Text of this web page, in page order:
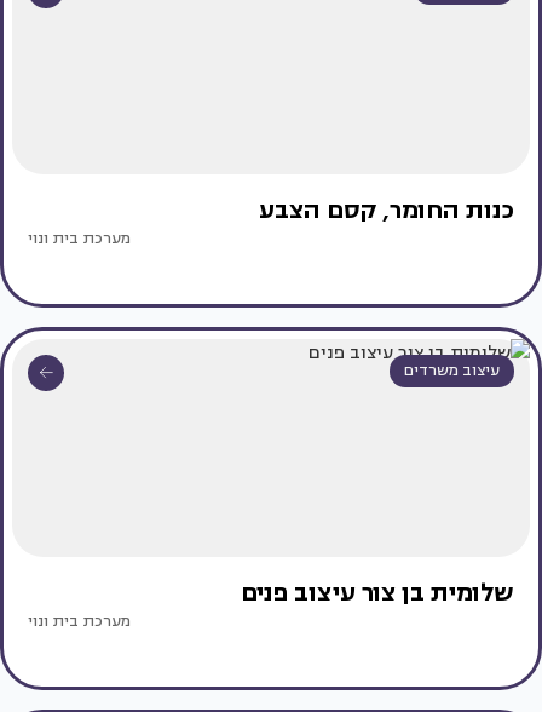
כנות החומר, קסם הצבע
מערכת בית ונוי
עיצוב משרדים
שלומית בן צור עיצוב פנים
מערכת בית ונוי